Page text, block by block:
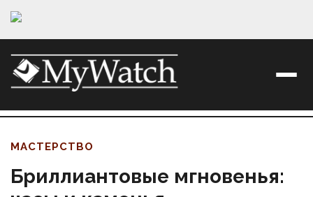
МАСТЕРСТВО
Бриллиантовые мгновенья: